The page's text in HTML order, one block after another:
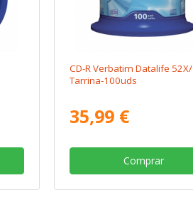
CD-R Verbatim Datalife 52X/
Tarrina-100uds
35,99 €
Comprar